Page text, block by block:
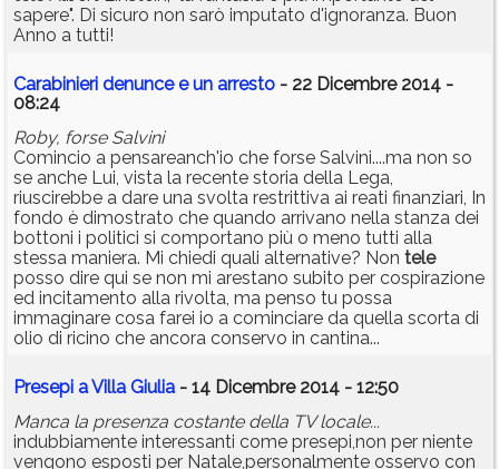
sapere". Di sicuro non sarò imputato d'ignoranza. Buon
Anno a tutti!
Carabinieri denunce e un arresto - 22 Dicembre 2014 -
08:24
Roby, forse Salvini
Comincio a pensareanch'io che forse Salvini....ma non so
se anche Lui, vista la recente storia della Lega,
riuscirebbe a dare una svolta restrittiva ai reati finanziari, In
fondo è dimostrato che quando arrivano nella stanza dei
bottoni i politici si comportano più o meno tutti alla
stessa maniera. Mi chiedi quali alternative? Non tele
posso dire qui se non mi arestano subito per cospirazione
ed incitamento alla rivolta, ma penso tu possa
immaginare cosa farei io a cominciare da quella scorta di
olio di ricino che ancora conservo in cantina...
Presepi a Villa Giulia - 14 Dicembre 2014 - 12:50
Manca la presenza costante della TV locale...
indubbiamente interessanti come presepi,non per niente
vengono esposti per Natale,personalmente osservo con